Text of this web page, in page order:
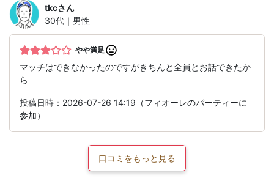
tkcさん
30代｜男性
やや満足
マッチはできなかったのですがきちんと全員とお話できたか
ら
投稿日時：2026-07-26 14:19（フィオーレのパーティーに
参加）
口コミをもっと見る